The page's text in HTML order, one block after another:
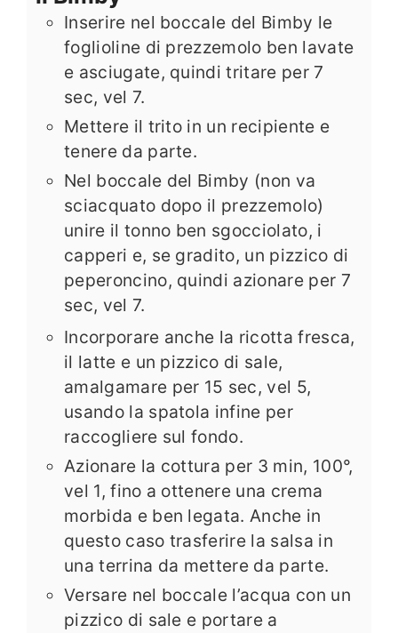
Inserire nel boccale del Bimby le
foglioline di prezzemolo ben lavate
e asciugate, quindi tritare per 7
sec, vel 7.
Mettere il trito in un recipiente e
tenere da parte.
Nel boccale del Bimby (non va
sciacquato dopo il prezzemolo)
unire il tonno ben sgocciolato, i
capperi e, se gradito, un pizzico di
peperoncino, quindi azionare per 7
sec, vel 7.
Incorporare anche la ricotta fresca,
il latte e un pizzico di sale,
amalgamare per 15 sec, vel 5,
usando la spatola infine per
raccogliere sul fondo.
Azionare la cottura per 3 min, 100°,
vel 1, fino a ottenere una crema
morbida e ben legata. Anche in
questo caso trasferire la salsa in
una terrina da mettere da parte.
Versare nel boccale l’acqua con un
pizzico di sale e portare a